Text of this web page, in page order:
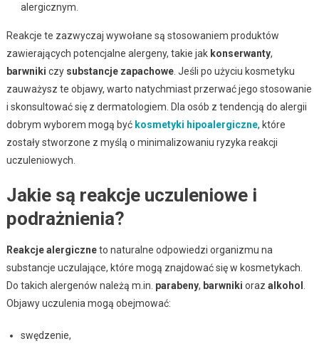
alergicznym.
Reakcje te zazwyczaj wywołane są stosowaniem produktów
zawierających potencjalne alergeny, takie jak konserwanty,
barwniki czy substancje zapachowe. Jeśli po użyciu kosmetyku
zauważysz te objawy, warto natychmiast przerwać jego stosowanie
i skonsultować się z dermatologiem. Dla osób z tendencją do alergii
dobrym wyborem mogą być kosmetyki hipoalergiczne, które
zostały stworzone z myślą o minimalizowaniu ryzyka reakcji
uczuleniowych.
Jakie są reakcje uczuleniowe i
podrażnienia?
Reakcje alergiczneto naturalne odpowiedzi organizmu na
substancje uczulające, które mogą znajdować się w kosmetykach.
Do takich alergenów należą m.in. parabeny, barwniki oraz alkohol
Objawy uczulenia mogą obejmować:
swędzenie,